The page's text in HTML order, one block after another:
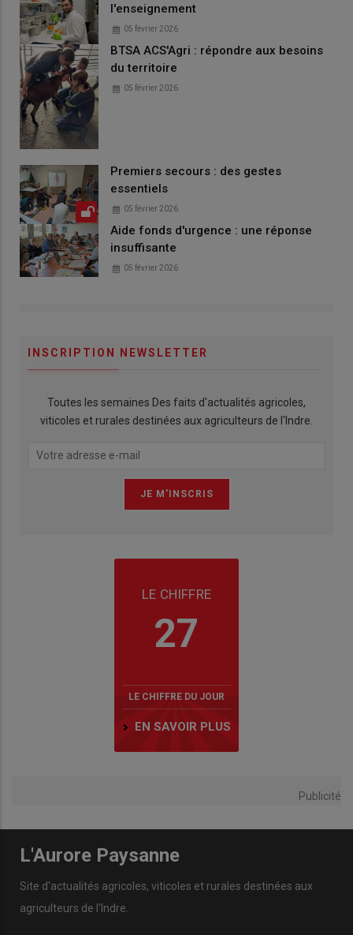
l'enseignement
05 février 2026
BTSA ACS'Agri : répondre aux besoins
du territoire
05 février 2026
Premiers secours : des gestes
essentiels
05 février 2026
Aide fonds d'urgence : une réponse
insuffisante
05 février 2026
INSCRIPTION NEWSLETTER
Toutes les semaines Des faits d'actualités agricoles,
viticoles et rurales destinées aux agriculteurs de l'Indre.
LE CHIFFRE
27
LE CHIFFRE DU JOUR
EN SAVOIR PLUS
Publicité
L'Aurore Paysanne
Site d'actualités agricoles, viticoles et rurales destinées aux
agriculteurs de l'Indre.